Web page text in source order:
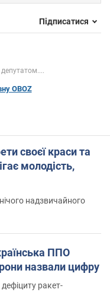
Підписатися
OBOZ
своєї краси та
молодість,
надзвичайного
ППО
назвали цифру
ракет-